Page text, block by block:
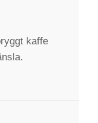
kaffe